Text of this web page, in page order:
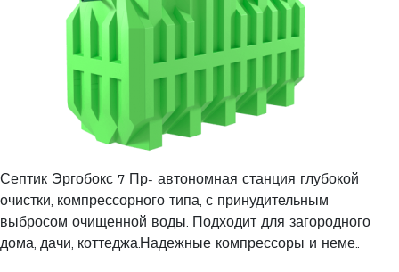
Септик Эргобокс 7 Пр- автономная станция глубокой
очистки, компрессорного типа, с принудительным
выбросом очищенной воды. Подходит для загородного
дома, дачи, коттеджа.Надежные компрессоры и неме..